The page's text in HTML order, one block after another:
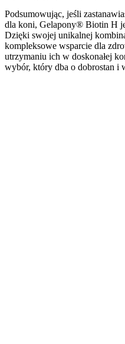
Podsumowując, jeśli
dla koni, Gelapony® Biotin H
Dzięki swojej unikalnej
kompleksowe wsparcie dla
utrzymaniu ich w doskonałej
wybór, który dba o dobrostan i